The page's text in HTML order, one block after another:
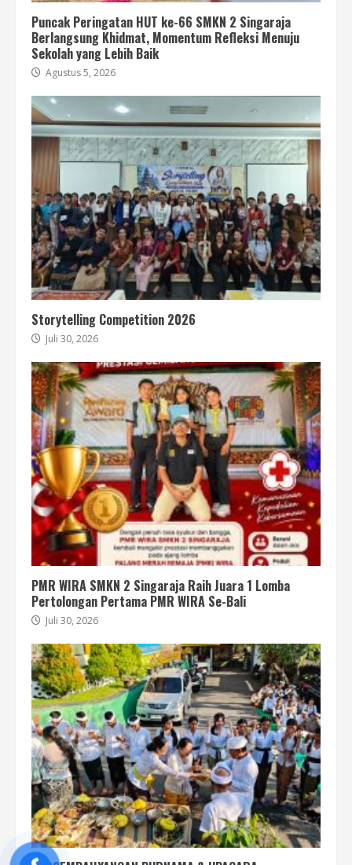
Puncak Peringatan HUT ke-66 SMKN 2 Singaraja
Berlangsung Khidmat, Momentum Refleksi Menuju
Sekolah yang Lebih Baik
Agustus 5, 2026
Storytelling Competition 2026
Juli 30, 2026
PMR WIRA SMKN 2 Singaraja Raih Juara 1 Lomba
Pertolongan Pertama PMR WIRA Se-Bali
Juli 30, 2026